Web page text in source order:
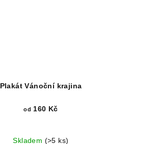
Plakát Vánoční krajina
od 160 Kč
Skladem (>5 ks)